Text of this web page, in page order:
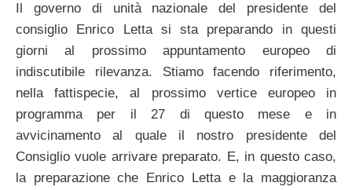
Il governo di unità nazionale del presidente del
consiglio Enrico Letta si sta preparando in questi
giorni al prossimo appuntamento europeo di
indiscutibile rilevanza. Stiamo facendo riferimento,
nella fattispecie, al prossimo vertice europeo in
programma per il 27 di questo mese e in
avvicinamento al quale il nostro presidente del
Consiglio vuole arrivare preparato. E, in questo caso,
la preparazione che Enrico Letta e la maggioranza